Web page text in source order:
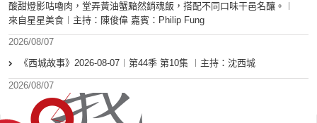
酸甜燈影咕嚕肉，堂弄黃油蟹黯然銷魂飯，搭配不同口味干邑名釀。︱
來自星星美食︱主持：陳俊偉 嘉賓：Philip Fung
2026/08/07
《西城故事》2026-08-07︱第44季 第10集 ︱主持：沈西城
2026/08/07